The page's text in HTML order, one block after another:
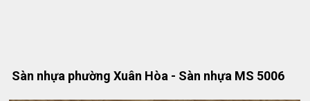
Sàn nhựa phường Xuân Hòa - Sàn nhựa MS 5006